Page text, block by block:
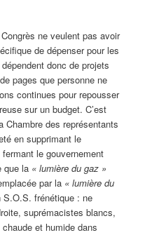
ne veulent pas avoir
de dépenser pour les
donc de projets
pages que personne ne
continues pour repousser
sur un budget. C’est
Chambre des représentants
en supprimant le
le gouvernement
que la « lumière du gaz »
par la « lumière du
S.O.S. frénétique : ne
suprémacistes blancs,
et humide dans